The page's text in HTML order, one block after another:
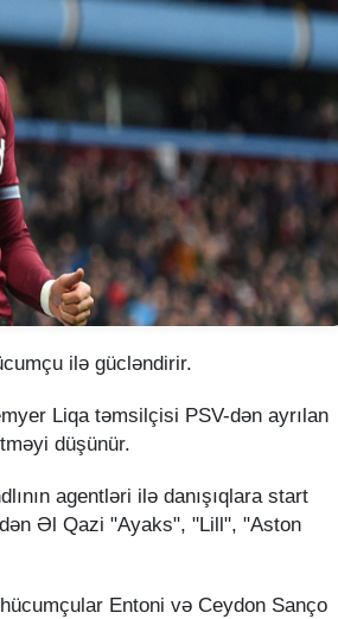
ilə gücləndirir.
Liqa təmsilçisi PSV-dən ayrılan
düşünür.
agentləri ilə danışıqlara start
Əl Qazi "Ayaks", "Lill", "Aston
Entoni və Ceydon Sanço